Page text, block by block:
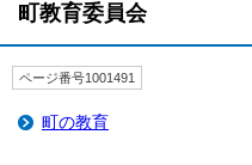
町教育委員会
ページ番号1001491
町の教育